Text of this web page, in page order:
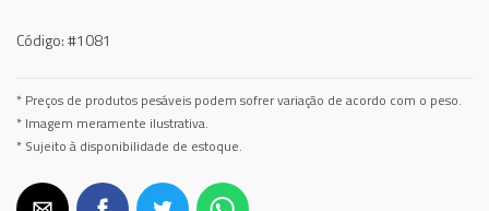
Código:#1081
* Preços de produtos pesáveis podem sofrer variação de acordo com o peso.
* Imagem meramente ilustrativa.
* Sujeito à disponibilidade de estoque.